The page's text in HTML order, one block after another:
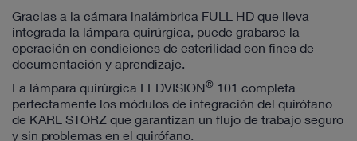
Gracias a la cámara inalámbrica FULL HD que lleva
integrada la lámpara quirúrgica, puede grabarse la
operación en condiciones de esterilidad con fines de
documentación y aprendizaje.
La lámpara quirúrgica LEDVISION® 101 completa
perfectamente los módulos de integración del quirófano
de KARL STORZ que garantizan un flujo de trabajo seguro
y sin problemas en el quirófano.